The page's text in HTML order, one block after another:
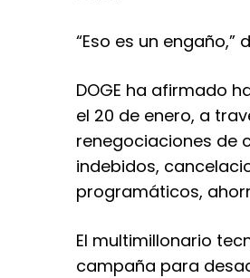
“Eso es un
DOGE ha afirmado
el 20 de enero, a
renegociaciones de
indebidos,
programáticos,
El multimillonario
campaña para